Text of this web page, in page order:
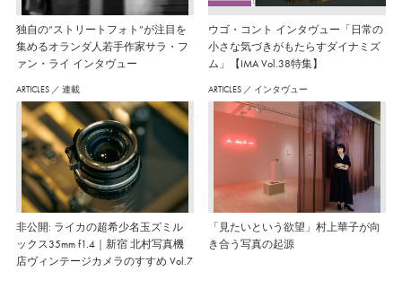
独自の“ストリートフォト”が注目を
集めるオランダ人若手作家サラ・フ
ァン・ライ インタヴュー
ウゴ・コント インタヴュー「日常の
小さな気づきがもたらすダイナミズ
ム」【IMA Vol.38特集】
ARTICLES ／ 連載
非公開: ライカの超希少名玉ズミル
ックス35mm f1.4｜新宿 北村写真機
店ヴィンテージカメラのすすめ Vol.7
ARTICLES ／ インタヴュー
「見たいという欲望」村上華子が向
き合う写真の起源